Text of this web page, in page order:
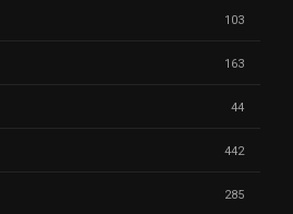
103
163
44
442
285